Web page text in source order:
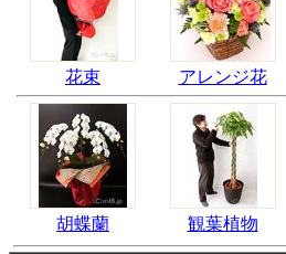
花束 アレンジ花
胡蝶蘭 観葉植物